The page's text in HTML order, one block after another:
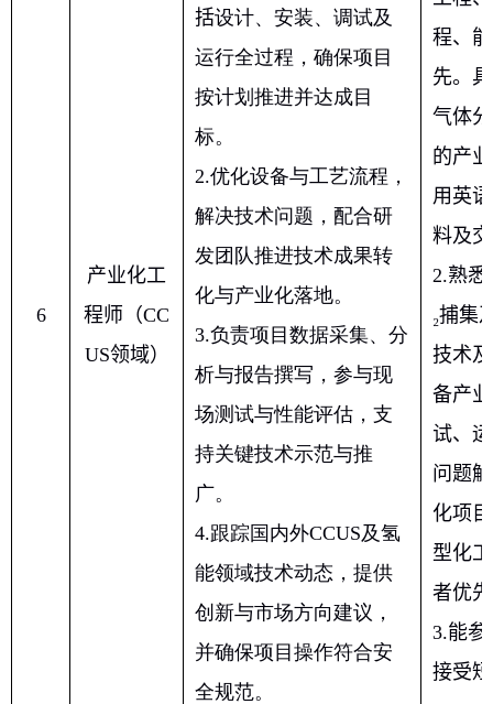
6
产业化工
程师（CC
US领域）
括设计、安装、调试及
运行全过程，确保项目
按计划推进并达成目
标。
2.优化设备与工艺流程，
解决技术问题，配合研
发团队推进技术成果转
化与产业化落地。
3.负责项目数据采集、分
析与报告撰写，参与现
场测试与性能评估，支
持关键技术示范与推
广。
4.跟踪国内外CCUS及氢
能领域技术动态，提供
创新与市场方向建议，
并确保项目操作符合安
全规范。
程、
先。
气体
的产
用英
料及
2.熟悉
₂捕集
技术
备产
试、
问题
化项
型化
者优
3.能参
接受